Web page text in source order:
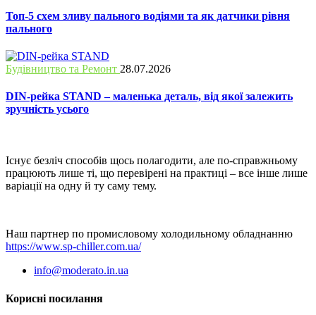
Топ-5 схем зливу пального водіями та як датчики рівня
пального
Будівництво та Ремонт 28.07.2026
DIN-рейка STAND – маленька деталь, від якої залежить
зручність усього
Існує безліч способів щось полагодити, але по-справжньому
працюють лише ті, що перевірені на практиці – все інше лише
варіації на одну й ту саму тему.
Наш партнер по промисловому холодильному обладнанню
https://www.sp-chiller.com.ua/
info@moderato.in.ua
Корисні посилання